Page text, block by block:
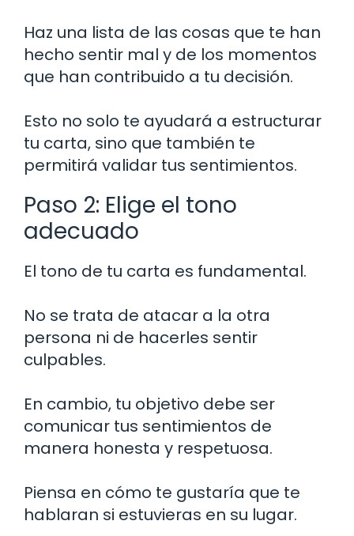
Haz una lista de las cosas que te han
hecho sentir mal y de los momentos
que han contribuido a tu decisión.
Esto no solo te ayudará a estructurar
tu carta, sino que también te
permitirá validar tus sentimientos.
Paso 2: Elige el tono
adecuado
El tono de tu carta es fundamental.
No se trata de atacar a la otra
persona ni de hacerles sentir
culpables.
En cambio, tu objetivo debe ser
comunicar tus sentimientos de
manera honesta y respetuosa.
Piensa en cómo te gustaría que te
hablaran si estuvieras en su lugar.